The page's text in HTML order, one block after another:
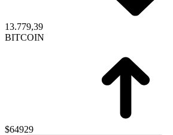
13.779,39
BITCOIN
$64929